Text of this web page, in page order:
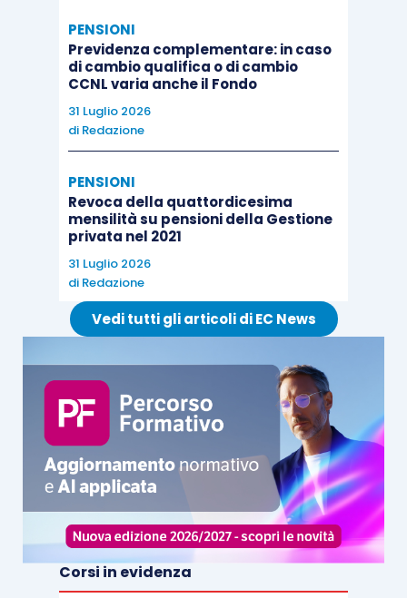
PENSIONI
Previdenza complementare: in caso
di cambio qualifica o di cambio
CCNL varia anche il Fondo
31 Luglio 2026
di Redazione
PENSIONI
Revoca della quattordicesima
mensilità su pensioni della Gestione
privata nel 2021
31 Luglio 2026
di Redazione
Vedi tutti gli articoli di EC News
Corsi in evidenza